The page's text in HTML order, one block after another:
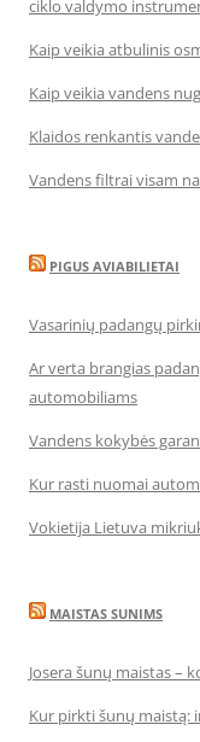
ciklo valdymo
Kaip veikia atbulinis
Kaip veikia vandens
Klaidos renkantis
Vandens filtrai visam
PIGUS AVIABILIETAI
Vasarinių padangų
Ar verta brangias
automobiliams
Vandens kokybės
Kur rasti nuomai
Vokietija Lietuva
MAISTAS SUNIMS
Josera šunų maistas –
Kur pirkti šunų maistą: